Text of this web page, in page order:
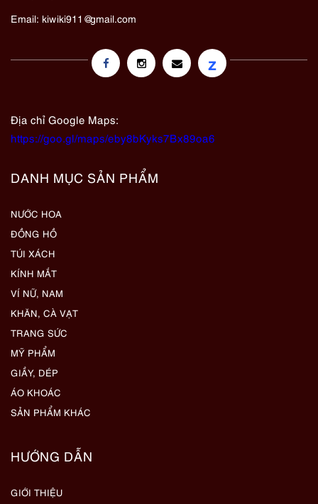
Email: kiwiki911@gmail.com
z
Địa chỉ Google Maps:
https://goo.gl/maps/eby8bKyks7Bx89oa6
DANH MỤC SẢN PHẨM
NƯỚC HOA
ĐỒNG HỒ
TÚI XÁCH
KÍNH MẮT
VÍ NỮ, NAM
KHĂN, CÀ VẠT
TRANG SỨC
MỸ PHẨM
GIẦY, DÉP
ÁO KHOÁC
SẢN PHẨM KHÁC
HƯỚNG DẪN
GIỚI THIỆU